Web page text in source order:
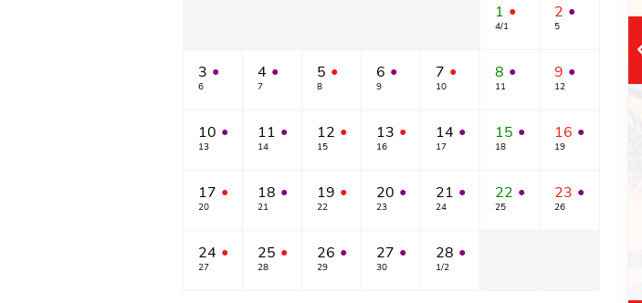
1 ●
4/1
2 ●
5
3 ●
6
4 ●
7
5 ●
8
6 ●
9
7 ●
10
8 ●
11
9 ●
12
10 ●
13
11 ●
14
12 ●
15
13 ●
16
14 ●
17
15 ●
18
16 ●
19
17 ●
20
18 ●
21
19 ●
22
20 ●
23
21 ●
24
22 ●
25
23 ●
26
24 ●
27
25 ●
28
26 ●
29
27 ●
30
28 ●
1/2